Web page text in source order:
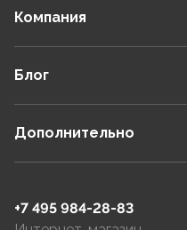
Компания
Блог
Дополнительно
+7 495 984-28-83